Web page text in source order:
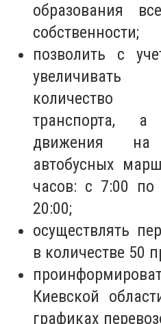
образования
собственности;
позволить с
количество
транспорта,
движения на
автобусных
часов: с 7:00
20:00;
осуществлять
в количестве 50
Киевской
графиках